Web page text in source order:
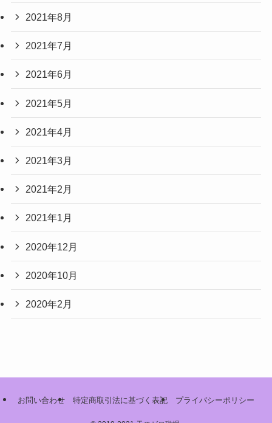
2021年8月
2021年7月
2021年6月
2021年5月
2021年4月
2021年3月
2021年2月
2021年1月
2020年12月
2020年10月
2020年2月
お問い合わせ 特定商取引法に基づく表記 プライバシーポリシー